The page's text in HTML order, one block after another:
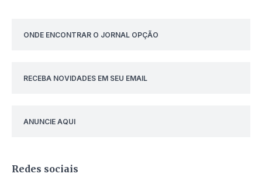
ONDE ENCONTRAR O JORNAL OPÇÃO
RECEBA NOVIDADES EM SEU EMAIL
ANUNCIE AQUI
Redes sociais